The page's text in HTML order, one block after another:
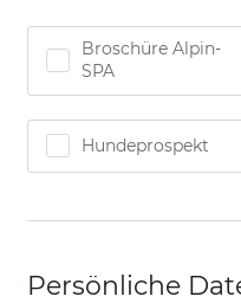
Broschüre Alpin-
SPA
Hundeprospekt
Persönliche